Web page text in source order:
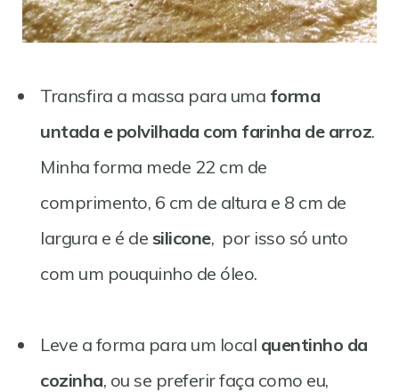
Transfira a massa para uma forma
untada e polvilhada com farinha de arroz.
Minha forma mede 22 cm de
comprimento, 6 cm de altura e 8 cm de
largura e é de silicone, por isso só unto
com um pouquinho de óleo.
Leve a forma para um local quentinho da
cozinha, ou se preferir faça como eu,